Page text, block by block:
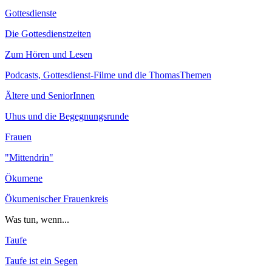
Gottesdienste
Die Gottesdienstzeiten
Zum Hören und Lesen
Podcasts, Gottesdienst-Filme und die ThomasThemen
Ältere und SeniorInnen
Uhus und die Begegnungsrunde
Frauen
"Mittendrin"
Ökumene
Ökumenischer Frauenkreis
Was tun, wenn...
Taufe
Taufe ist ein Segen